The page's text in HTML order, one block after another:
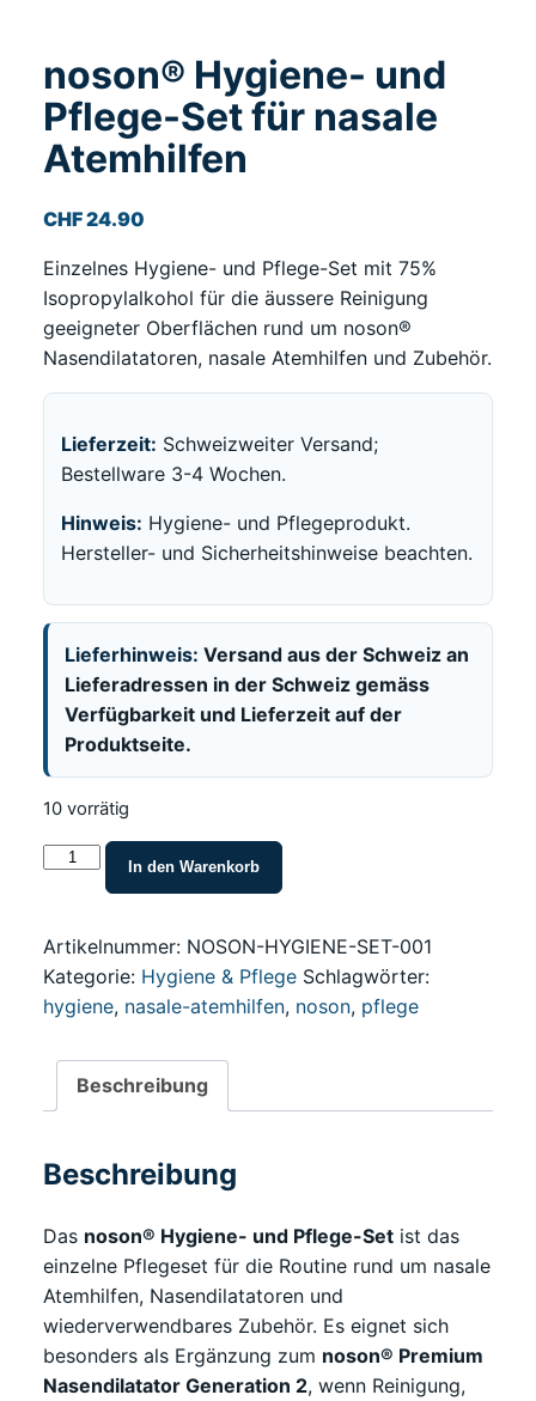
noson® Hygiene- und
Pflege-Set für nasale
Atemhilfen
CHF24.90
Einzelnes Hygiene- und Pflege-Set mit 75%
Isopropylalkohol für die äussere Reinigung
geeigneter Oberflächen rund um noson®
Nasendilatatoren, nasale Atemhilfen und Zubehör.
Lieferzeit: Schweizweiter Versand;
Bestellware 3-4 Wochen.
Hinweis: Hygiene- und Pflegeprodukt.
Hersteller- und Sicherheitshinweise beachten.
Lieferhinweis: Versand aus der Schweiz an
Lieferadressen in der Schweiz gemäss
Verfügbarkeit und Lieferzeit auf der
Produktseite.
10 vorrätig
noson®
Hygiene-
Pflege-
Set
für
Atemhilfen
Menge
In den Warenkorb
Artikelnummer: NOSON-HYGIENE-SET-001
Kategorie: Hygiene & Pflege Schlagwörter:
hygiene, nasale-atemhilfen, noson, pflege
Beschreibung
Beschreibung
Das noson® Hygiene- und Pflege-Set ist das
einzelne Pflegeset für die Routine rund um nasale
Atemhilfen, Nasendilatatoren und
wiederverwendbares Zubehör. Es eignet sich
besonders als Ergänzung zum noson® Premium
Nasendilatator Generation 2, wenn Reinigung,